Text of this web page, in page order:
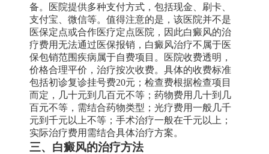
备。医院提供多种支付方式，包括现金、刷卡、
支付宝、微信等。值得注意的是，该医院并不是
医保定点或合作医疗定点医院，因此白癜风的治
疗费用无法通过医保报销，白癜风治疗不属于医
保包销范围疾病属于自费项目。医院收费透明，
价格合理平价，治疗按次收费。具体的收费标准
包括初诊复诊挂号费20元；检查费根据检查项目
而定，几十元到几百元不等；药物费用几十到几
百元不等，需结合药物类型；光疗费用一般几千
元到千元以上不等；手术治疗一般在千元以上；
实际治疗费用需结合具体治疗方案。
三、白癜风的治疗方法